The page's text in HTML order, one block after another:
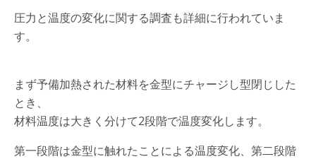
圧力と温度の変化に関する調査も詳細に行われていま
す。
まず予備加熱された材料を金型にチャージし型閉じした
とき、
材料温度は大きく分けて2段階で温度変化します。
第一段階は金型に触れたことによる温度変化、第二段階